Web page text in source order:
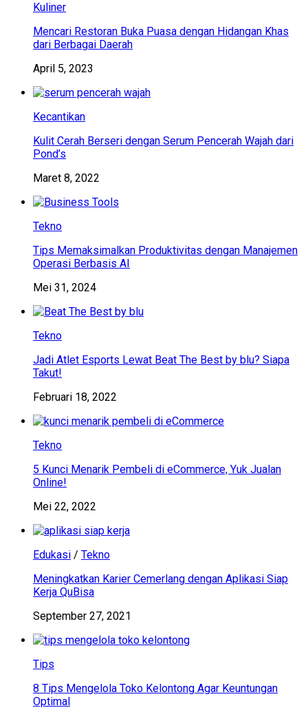
Kuliner
Mencari Restoran Buka Puasa dengan Hidangan Khas
dari Berbagai Daerah
April 5, 2023
Kecantikan
Kulit Cerah Berseri dengan Serum Pencerah Wajah dari
Pond’s
Maret 8, 2022
Tekno
Tips Memaksimalkan Produktivitas dengan Manajemen
Operasi Berbasis AI
Mei 31, 2024
Tekno
Jadi Atlet Esports Lewat Beat The Best by blu? Siapa
Takut!
Februari 18, 2022
Tekno
5 Kunci Menarik Pembeli di eCommerce, Yuk Jualan
Online!
Mei 22, 2022
Edukasi / Tekno
Meningkatkan Karier Cemerlang dengan Aplikasi Siap
Kerja QuBisa
September 27, 2021
Tips
8 Tips Mengelola Toko Kelontong Agar Keuntungan
Optimal